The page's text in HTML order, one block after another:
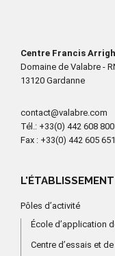
Centre Francis
Domaine de Valabre -
13120 Gardanne
contact@valabre.com
Tél.: +33(0) 442 608 800
Fax : +33(0) 442 605 651
L'ÉTABLISSEMENT
Pôles d’activité
École d’application
Centre d’essais et